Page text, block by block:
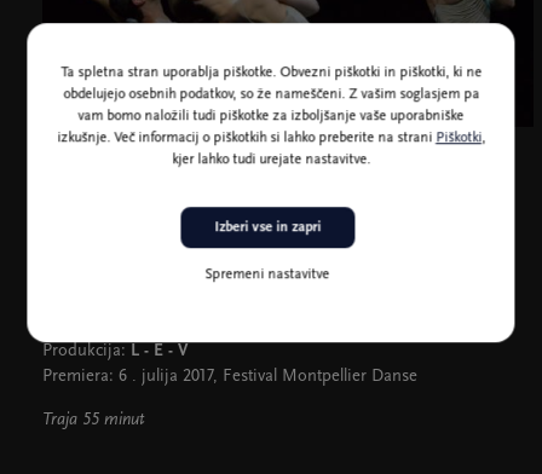
Foto André Le Coree
Produkcija: L - E - V
Premiera: 6 . julija 2017, Festival Montpellier Danse
Traja 55 minut
Ta spletna stran uporablja piškotke. Obvezni piškotki in piškotki, ki ne
obdelujejo osebnih podatkov, so že nameščeni. Z vašim soglasjem pa
vam bomo naložili tudi piškotke za izboljšanje vaše uporabniške
izkušnje. Več informacij o piškotkih si lahko preberite na strani Piškotki,
kjer lahko tudi urejate nastavitve.
Spremeni nastavitve
Izberi vse in zapri